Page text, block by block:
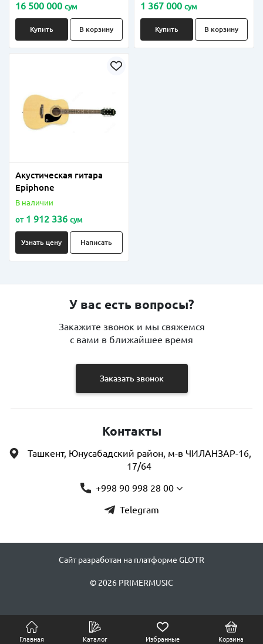
16 500 000 сум
Купить В корзину
1 367 000 сум
Купить В корзину
Акустическая гитара
Epiphone
В наличии
от1 912 336 сум
Узнать цену Написать
У вас есть вопросы?
Закажите звонок и мы свяжемся
с вами в ближайшее время
Заказать звонок
Контакты
Ташкент, Юнусабадский район, м-в ЧИЛАНЗАР-16,
17/64
+998 90 998 28 00
Telegram
Сайт разработан на платформе GLOTR
© 2026 PRIMERMUSIC
Главная Каталог Избранные Корзина